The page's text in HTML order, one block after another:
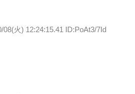
08(火) 12:24:15.41 ID:PoAt3/7Id